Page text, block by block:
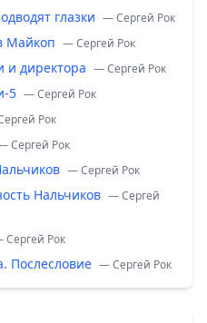
глазки — Сергей Рок
Майкоп — Сергей Рок
и директора — Сергей Рок
5 — Сергей Рок
Рок
Сергей Рок
— Сергей Рок
Нальчиков — Сергей
Сергей Рок
Послесловие — Сергей Рок